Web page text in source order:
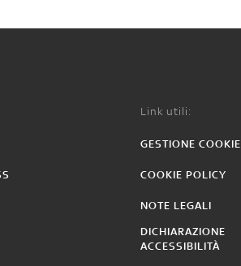
Link utili:
GESTIONE COOKIE
COOKIE POLICY
NOTE LEGALI
DICHIARAZIONE
ACCESSIBILITÀ